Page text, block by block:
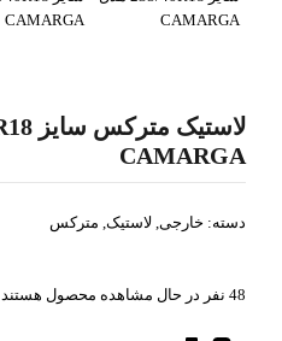
CAMARGA
دسته: خارجی, لاستیک, مترکس
48 نفر در حال مشاهده محصول هستند